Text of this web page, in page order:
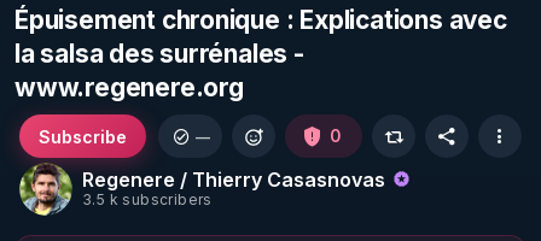
Épuisement chronique : Explications avec
la salsa des surrénales -
www.regenere.org
Regenere / Thierry Casasnovas
3.5 k subscribers
Subscribe — 0